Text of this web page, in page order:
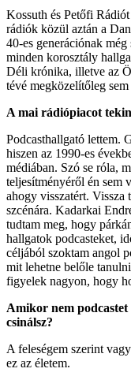
Kossuth és Petőfi
rádiók közül aztán a
40-es generációnak
minden korosztály
Déli krónika, illetve az
tévé megközelítőleg
A mai rádiópiacot
Podcasthallgató lettem.
hiszen az 1990-es
médiában. Szó se róla,
teljesítményéről én sem
ahogy visszatért.
szcénára. Kadarkai
tudtam meg, hogy
hallgatok podcasteket,
céljából szoktam angol
mit lehetne belőle
figyelek nagyon, hogy
Amikor nem
csinálsz?
A feleségem szerint
ez az életem.